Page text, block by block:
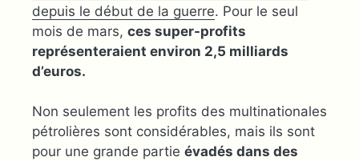
depuis le début de la guerre. Pour le seul
mois de mars, ces super-profits
représenteraient environ 2,5 milliards
d’euros.
Non seulement les profits des multinationales
pétrolières sont considérables, mais ils sont
pour une grande partie évadés dans des